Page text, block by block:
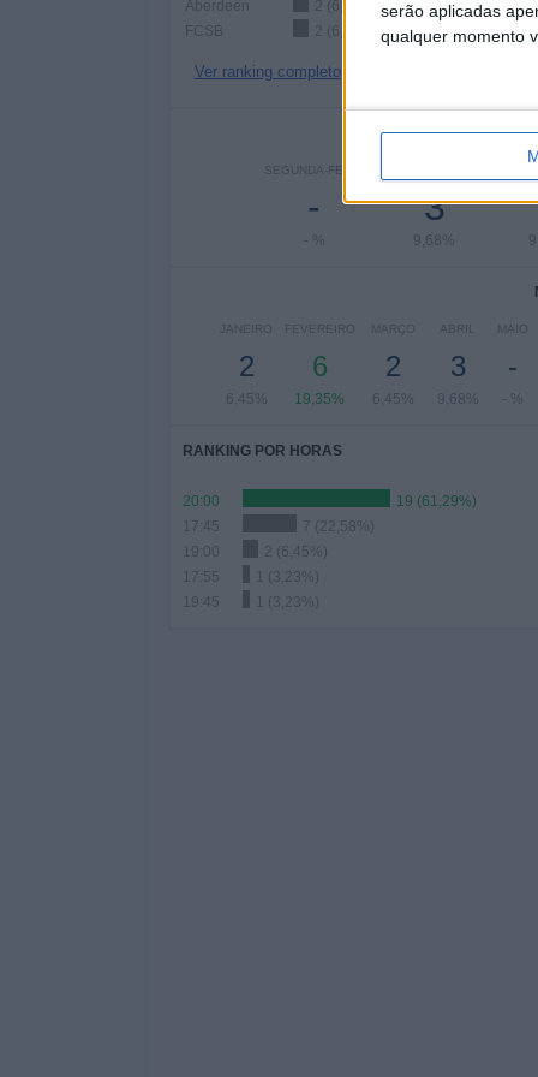
serão aplicadas
qualquer momento
Aberdeen
2 (6,45%)
FCSB
2 (6,45%)
Ver ranking completo
Nº DE
SEGUNDA-FEIRA
-
- %
3
9,68%
JANEIRO
2
6,45%
FEVEREIRO
6
19,35%
MARÇO
2
6,45%
ABRIL
3
9,68%
MAIO
-
- %
RANKING POR HORAS
20:00
19 (61,29%)
17:45
7 (22,58%)
19:00
2 (6,45%)
17:55
1 (3,23%)
19:45
1 (3,23%)